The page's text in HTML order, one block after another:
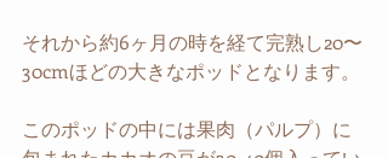
それから約6ヶ月の時を経て完熟し20〜
30cmほどの大きなポッドとなります。
このポッドの中には果肉（パルプ）に